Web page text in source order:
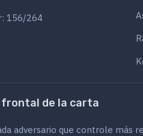
156/264
frontal de la carta
adversario que controle más